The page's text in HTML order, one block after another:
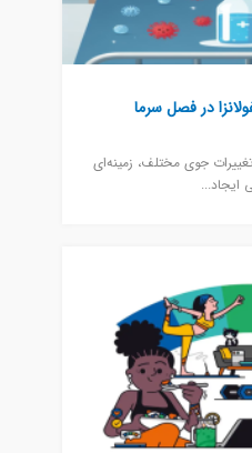
در فصل سرما
جوی مختلف، زمینه‌ای
ایجاد...